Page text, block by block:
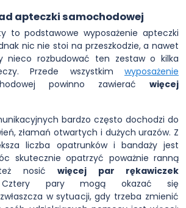
apteczki samochodowej
to podstawowe wyposażenie apteczki
nic nie stoi na przeszkodzie, a nawet
nieco rozbudować ten zestaw o kilka
Przede wszystkim wyposażenie
powinno zawierać więcej
bardzo często dochodzi do
złamań otwartych i dużych urazów. Z
liczba opatrunków i bandaży jest
skutecznie opatrzyć poważnie ranną
nosić więcej par rękawiczek
Cztery pary mogą okazać się
w sytuacji, gdy trzeba zmienić